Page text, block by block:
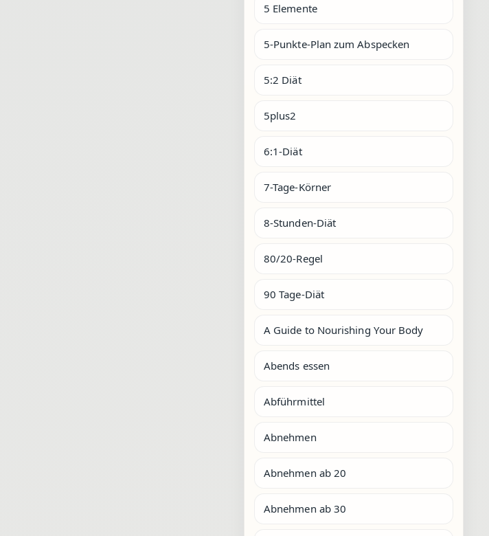
5 Elemente
5-Punkte-Plan zum Abspecken
5:2 Diät
5plus2
6:1-Diät
7-Tage-Körner
8-Stunden-Diät
80/20-Regel
90 Tage-Diät
A Guide to Nourishing Your Body
Abends essen
Abführmittel
Abnehmen
Abnehmen ab 20
Abnehmen ab 30